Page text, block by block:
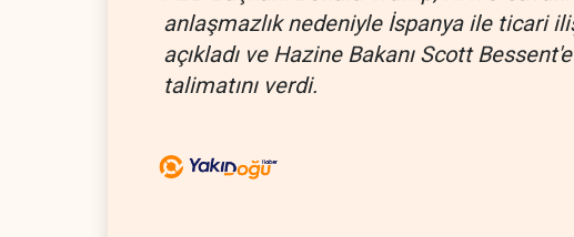
anlaşmazlık nedeniyle İspanya ile ticari
açıkladı ve Hazine Bakanı Scott
talimatını verdi.